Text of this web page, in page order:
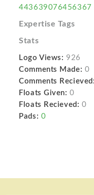
443639076456367
Expertise Tags
Stats
Logo Views: 926
Comments Made: 0
Comments Recieved:
Floats Given: 0
Floats Recieved: 0
Pads: 0